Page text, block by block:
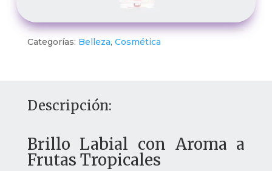
Categorías: Belleza, Cosmética
Descripción:
Brillo Labial con Aroma a
Frutas Tropicales